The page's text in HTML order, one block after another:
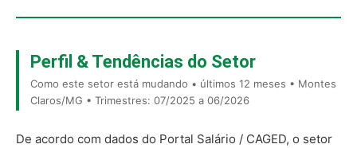
Perfil & Tendências do Setor
Como este setor está mudando • últimos 12 meses • Montes
Claros/MG • Trimestres: 07/2025 a 06/2026
De acordo com dados do Portal Salário / CAGED, o setor